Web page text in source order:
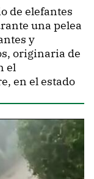
de elefantes
una pelea
y
originaria de
el
en el estado